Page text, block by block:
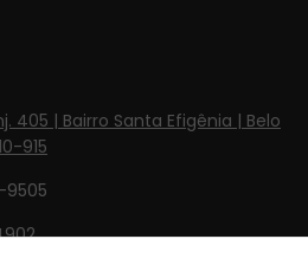
405 | Bairro Santa Efigênia | Belo
915
9505